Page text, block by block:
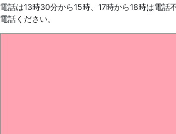
電話は13時30分から15時、17時から18時は電話
電話ください。